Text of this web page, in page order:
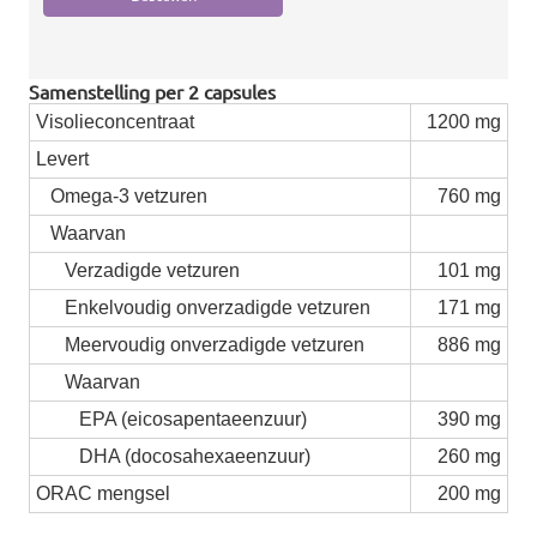
Samenstelling per 2 capsules
Visolieconcentraat
1200 mg
Levert
Omega-3 vetzuren
760 mg
Waarvan
Verzadigde vetzuren
101 mg
Enkelvoudig onverzadigde vetzuren
171 mg
Meervoudig onverzadigde vetzuren
886 mg
Waarvan
EPA (eicosapentaeenzuur)
390 mg
DHA (docosahexaeenzuur)
260 mg
ORAC mengsel
200 mg